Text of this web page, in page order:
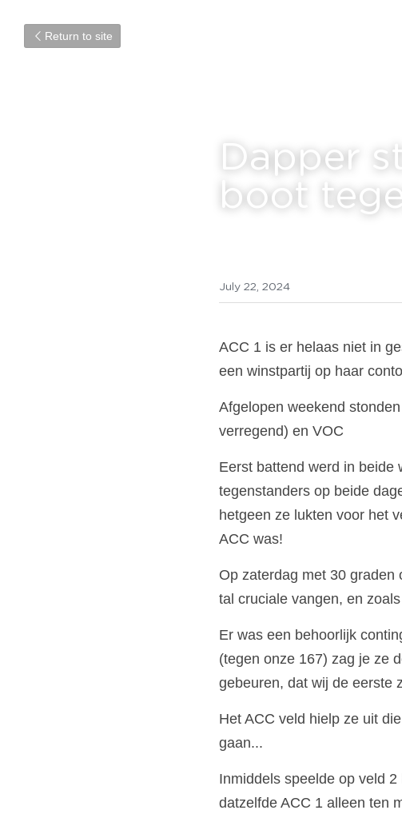
Return to site
Dapper
boot
July 22, 2024
ACC 1 is er helaas niet in
een winstpartij op haar
Afgelopen weekend
verregend) en VOC
Eerst battend werd in beide
tegenstanders op beide
hetgeen ze lukten voor het
ACC was!
Op zaterdag met 30
tal cruciale vangen, en
Er was een behoorlijk
(tegen onze 167) zag je ze
gebeuren, dat wij de eerste
Het ACC veld hielp ze uit
gaan...
Inmiddels speelde op veld
datzelfde ACC 1 alleen ten